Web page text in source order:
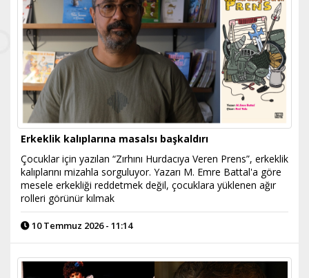
Erkeklik kalıplarına masalsı başkaldırı
Çocuklar için yazılan “Zırhını Hurdacıya Veren Prens”, erkeklik
kalıplarını mizahla sorguluyor. Yazarı M. Emre Battal'a göre
mesele erkekliği reddetmek değil, çocuklara yüklenen ağır
rolleri görünür kılmak
10 Temmuz 2026 - 11:14